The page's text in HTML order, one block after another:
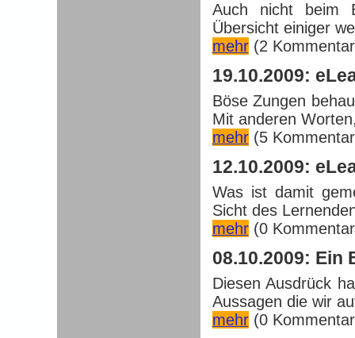
Auch nicht beim
Übersicht einiger
mehr(2
19.10.2009:
Böse Zungen
Mit anderen
mehr(5
12.10.2009:
Was ist damit
Sicht des
mehr(0
08.10.2009: Ein
Diesen Ausdrück
Aussagen die wir
mehr(0